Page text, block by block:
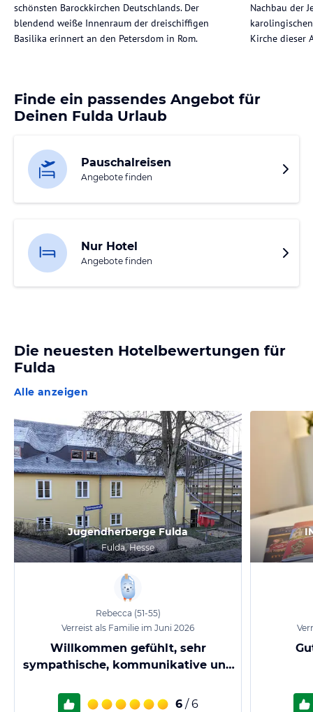
schönsten Barockkirchen Deutschlands. Der
blendend weiße Innenraum der dreischiffigen
Basilika erinnert an den Petersdom in Rom.
Nachbau der
Kirche dieser
Finde ein passendes Angebot für
Deinen Fulda Urlaub
Pauschalreisen
Angebote finden
Nur Hotel
Angebote finden
Die neuesten Hotelbewertungen für
Fulda
Alle anzeigen
Jugendherberge Fulda
Fulda, Hesse
Rebecca (51-55)
Verreist als Familie im Juni 2026
Willkommen gefühlt, sehr
sympathische, kommunikative und
kennenzulernt 6 / 6